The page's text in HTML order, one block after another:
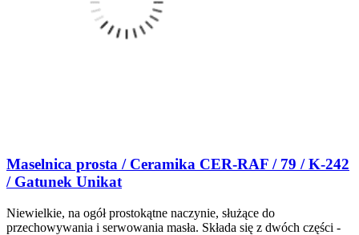
Maselnica prosta / Ceramika CER-RAF / 79 / K-242
/ Gatunek Unikat
Niewielkie, na ogół prostokątne naczynie, służące do
przechowywania i serwowania masła. Składa się z dwóch części -